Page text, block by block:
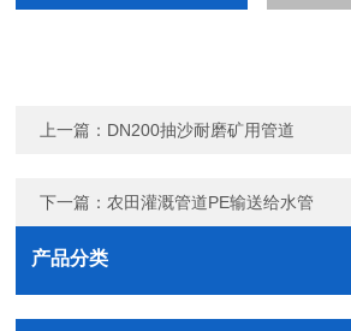
上一篇： DN200抽沙耐磨矿用管道
下一篇： 农田灌溉管道PE输送给水管
产品分类